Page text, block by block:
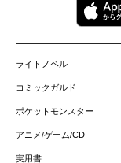
ライトノベル
コミックガルド
ポケットモンスター
アニメ/ゲーム/CD
実用書